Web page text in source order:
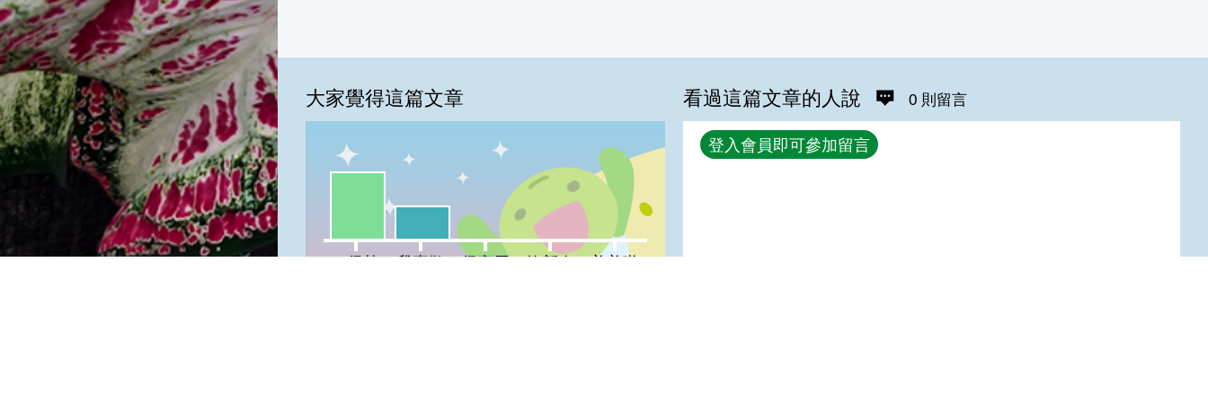
大家覺得這篇文章
我喜歡:33%
很實用:0% 夠新奇:0%普普啦:0%
一級棒 我喜歡 很實用 夠新奇 普普啦
看過這篇文章的人說 0 則留言
回覆
登入會員即可參加留言